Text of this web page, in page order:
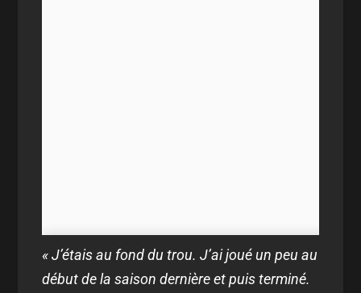
« J’étais au fond du trou. J’ai joué un peu au
début de la saison dernière et puis terminé.